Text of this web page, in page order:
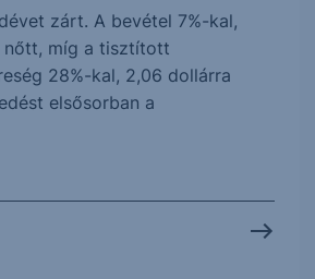
zárt. A bevétel 7%-kal,
nőtt, míg a tisztított
28%-kal, 2,06 dollárra
elsősorban a